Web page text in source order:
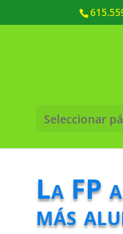
Seleccionar
La FP
más